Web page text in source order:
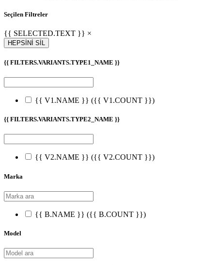
Seçilen Filtreler
{{ SELECTED.TEXT }} ×
HEPSİNİ SİL
{{ FILTERS.VARIANTS.TYPE1_NAME }}
{{ V1.NAME }} ({{ V1.COUNT }})
{{ FILTERS.VARIANTS.TYPE2_NAME }}
{{ V2.NAME }} ({{ V2.COUNT }})
Marka
{{ B.NAME }} ({{ B.COUNT }})
Model